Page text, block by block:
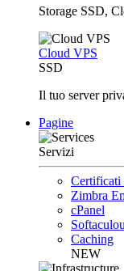
Storage SSD,
Cloud VPS
SSD
Il tuo server
Pagine
Servizi
Certificati
Zimbra
cPanel
Caching
NEW